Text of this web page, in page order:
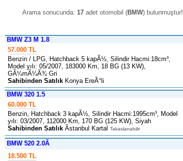
Arama sonucunda: 17 adet otomobil (BMW) bulunmuştur!
BMW Z3 M 1.8
57.000 TL
Benzin / LPG, Hatchback 5 kapÃ½, Silindir Hacmi:18cm³,
Model yılı: 05/2007, 183000 Km, 18 BG (13 KW),
GÃ¼mÃ¼Ã¾ Gri
Sahibinden Satılık Konya EreÃ°li
BMW 320 1.5
60.000 TL
Benzin, Hatchback 3 kapÃ½, Silindir Hacmi:1995cm³, Model
yılı: 03/2007, 112000 Km, 170 BG (125 KW), Siyah
Sahibinden Satılık Ãstanbul Kartal Takaslanabilir
BMW 520 2.0Ã
18.500 TL